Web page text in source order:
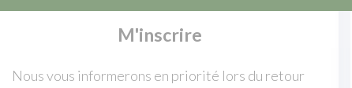
M'inscrire
Nous vous informerons en priorité lors du retour